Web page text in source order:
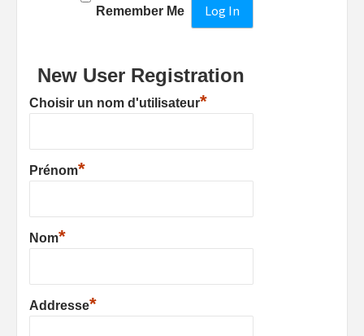
Remember Me
New User Registration
Choisir un nom d'utilisateur*
Prénom*
Nom*
Addresse*